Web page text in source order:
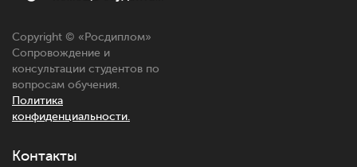
Copyright © « Росдиплом»
Сопровождение и
консультации студентов по
вопросам обучения.
Политика
конфиденциальности.
Контакты